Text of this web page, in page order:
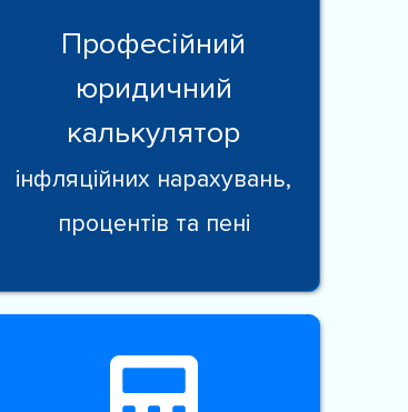
Професійний
юридичний
калькулятор
інфляційних нарахувань,
процентів та пені